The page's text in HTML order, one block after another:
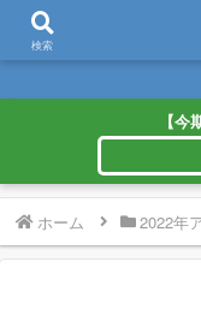
【
ホーム 2022年
検索